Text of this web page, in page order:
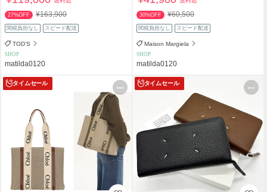
27%OFF ¥163,900
関税負担なし スピード配送
TOD'S
SHOP
matilda0120
30%OFF ¥60,500
関税負担なし スピード配送
Maison Margiela
SHOP
matilda0120
タイムセール タイムセール